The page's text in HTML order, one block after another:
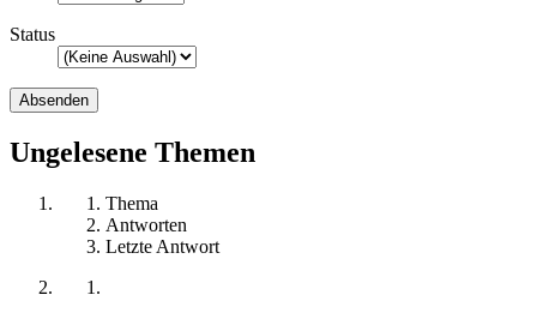
Status
Ungelesene Themen
Thema
Antworten
Letzte Antwort